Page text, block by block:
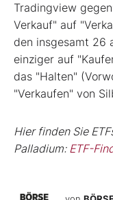
Tradingview
Verkauf" auf
den insgesamt 26
einziger auf
das "Halten"
"Verkaufen" von
Hier finden Sie
Palladium: ETF-